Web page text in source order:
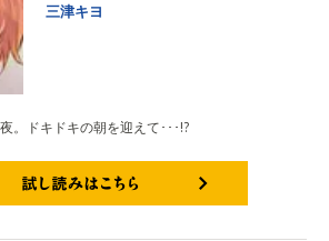
三津キヨ
。ドキドキの朝を迎えて･･･!?